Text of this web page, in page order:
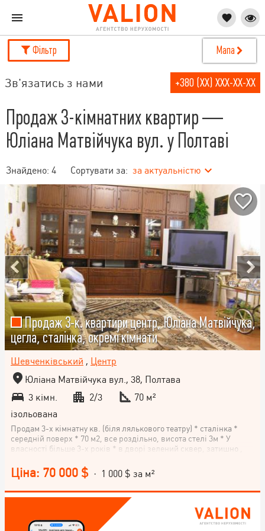
Фільтр Мапа
Зв'язатись з нами +380 (XX) XXX-XX-XX
Продаж 3-кімнатних квартир —
Юліана Матвійчука вул. у Полтаві
Знайдено: 4 Сортувати за: за актуальністю
Продаж 3-к. квартири центр, Юліана Матвійчука,
цегла, сталінка, окремі кімнати
Шевченківський , Центр
Юліана Матвійчука вул., 38, Полтава
3 кімн.
2/3
70 м²
ізольована
Продам 3-х кімнатну кв. (біля лялькового театру) * сталінка *
середній поверх * 70 м2, все роздільно, висота стелі 3м * У
власності більше 3-х років * в дворі зелений сквер, затишно ,
Ціна: 70 000 $ · 1 000 $ за м²